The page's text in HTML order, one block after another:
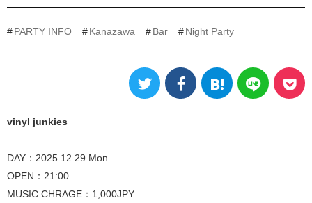
PARTY INFO Kanazawa Bar Night Party
vinyl junkies
DAY：2025.12.29 Mon.
OPEN：21:00
MUSIC CHRAGE：1,000JPY